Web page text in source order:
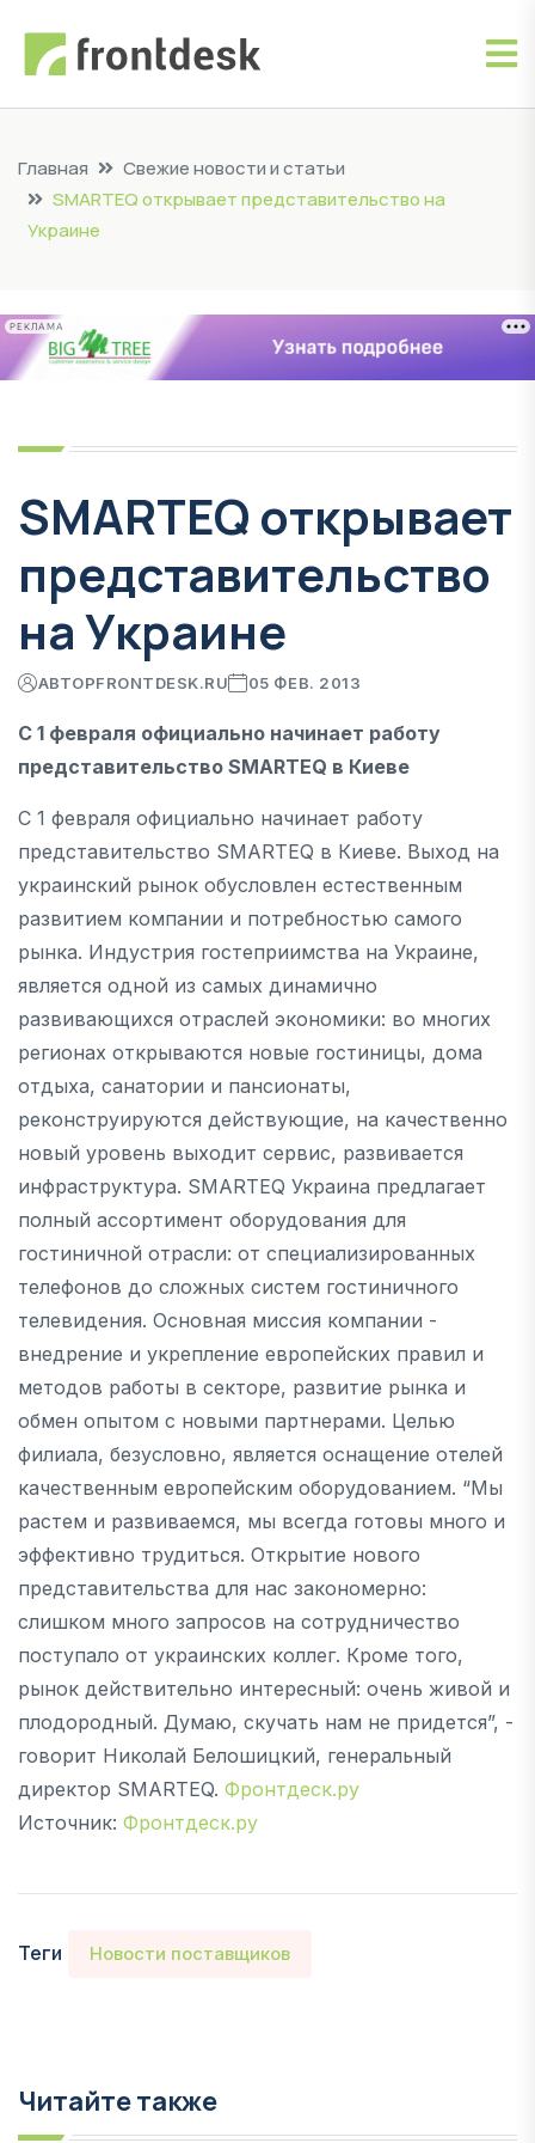
Главная
Свежие новости и статьи
SMARTEQ открывает представительство на
Украине
РЕКЛАМА
SMARTEQ открывает
представительство
на Украине
АВТОРFRONTDESK.RU 05 ФЕВ. 2013
C 1 февраля официально начинает работу
представительство SMARTEQ в Киеве
C 1 февраля официально начинает работу
представительство SMARTEQ в Киеве. Выход на
украинский рынок обусловлен естественным
развитием компании и потребностью самого
рынка. Индустрия гостеприимства на Украине,
является одной из самых динамично
развивающихся отраслей экономики: во многих
регионах открываются новые гостиницы, дома
отдыха, санатории и пансионаты,
реконструируются действующие, на качественно
новый уровень выходит сервис, развивается
инфраструктура. SMARTEQ Украина предлагает
полный ассортимент оборудования для
гостиничной отрасли: от специализированных
телефонов до сложных систем гостиничного
телевидения. Основная миссия компании -
внедрение и укрепление европейских правил и
методов работы в секторе, развитие рынка и
обмен опытом с новыми партнерами. Целью
филиала, безусловно, является оснащение отелей
качественным европейским оборудованием. “Мы
растем и развиваемся, мы всегда готовы много и
эффективно трудиться. Открытие нового
представительства для нас закономерно:
слишком много запросов на сотрудничество
поступало от украинских коллег. Кроме того,
рынок действительно интересный: очень живой и
плодородный. Думаю, скучать нам не придется”, -
говорит Николай Белошицкий, генеральный
директор SMARTEQ. Фронтдеск.ру
Источник: Фронтдеск.ру
Теги Новости поставщиков
Читайте также